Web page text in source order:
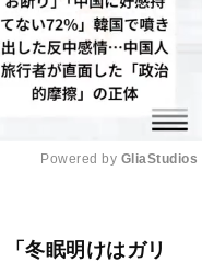
Powered by GliaStudios
冬眠明けはガリ